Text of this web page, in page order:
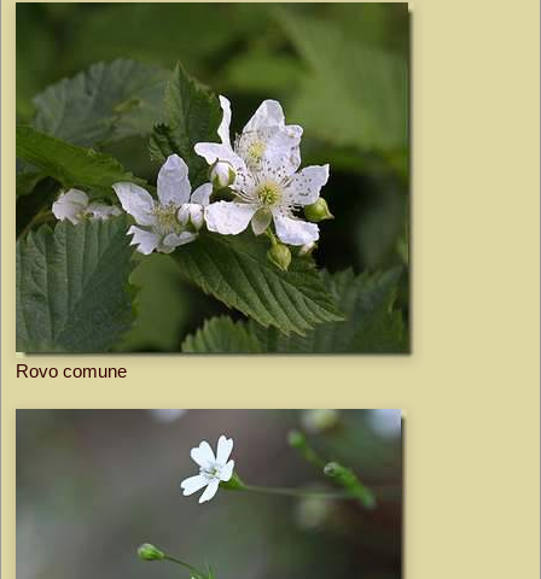
Rovo comune